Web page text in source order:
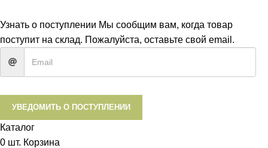
Узнать о поступлении Мы сообщим вам, когда товар
поступит на склад. Пожалуйста, оставьте свой email.
УВЕДОМИТЬ О ПОСТУПЛЕНИИ
Каталог
0 шт. Корзина